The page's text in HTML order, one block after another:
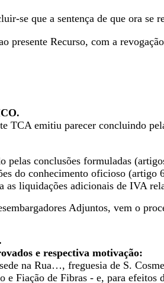
se que a sentença de que ora
presente Recurso, com a
TCA emitiu parecer concluindo
pelas conclusões formuladas
do conhecimento oficioso (artigo
as liquidações adicionais de IVA
Adjuntos, vem o
e respectiva motivação:
na Rua…, freguesia de S.
e Fiação de Fibras - e, para